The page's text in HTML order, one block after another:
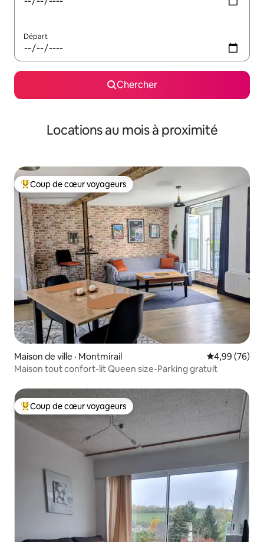
Départ
Chercher
Locations au mois à proximité
Coup de cœur voyageurs parmi les plus aimés
Coup de cœur voyageurs
Maison de ville · Montmirail Note
4,99 (76)
Maison tout confort-lit Queen size-Parking gratuit
Coup de cœur voyageurs parmi les plus aimés
Coup de cœur voyageurs